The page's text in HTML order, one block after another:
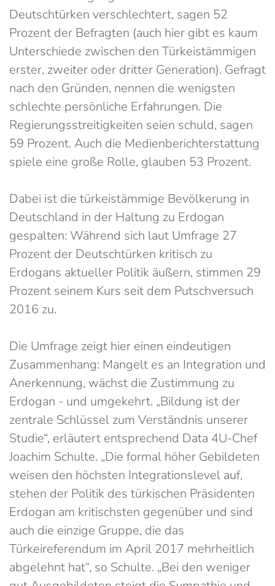
Deutschtürken verschlechtert, sagen 52
Prozent der Befragten (auch hier gibt es kaum
Unterschiede zwischen den Türkeistämmigen
erster, zweiter oder dritter Generation). Gefragt
nach den Gründen, nennen die wenigsten
schlechte persönliche Erfahrungen. Die
Regierungsstreitigkeiten seien schuld, sagen
59 Prozent. Auch die Medienberichterstattung
spiele eine große Rolle, glauben 53 Prozent.
Dabei ist die türkeistämmige Bevölkerung in
Deutschland in der Haltung zu Erdogan
gespalten: Während sich laut Umfrage 27
Prozent der Deutschtürken kritisch zu
Erdogans aktueller Politik äußern, stimmen 29
Prozent seinem Kurs seit dem Putschversuch
2016 zu.
Die Umfrage zeigt hier einen eindeutigen
Zusammenhang: Mangelt es an Integration und
Anerkennung, wächst die Zustimmung zu
Erdogan - und umgekehrt. „Bildung ist der
zentrale Schlüssel zum Verständnis unserer
Studie“, erläutert entsprechend Data 4U-Chef
Joachim Schulte. „Die formal höher Gebildeten
weisen den höchsten Integrationslevel auf,
stehen der Politik des türkischen Präsidenten
Erdogan am kritischsten gegenüber und sind
auch die einzige Gruppe, die das
Türkeireferendum im April 2017 mehrheitlich
abgelehnt hat“, so Schulte. „Bei den weniger